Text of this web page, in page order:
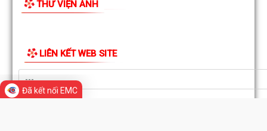
Phường Đông Hải tổ chức sinh hoạt dưới cờ tháng 8/2026
thu ngân sách nhà nước năm 2026
Đã kết nối EMC